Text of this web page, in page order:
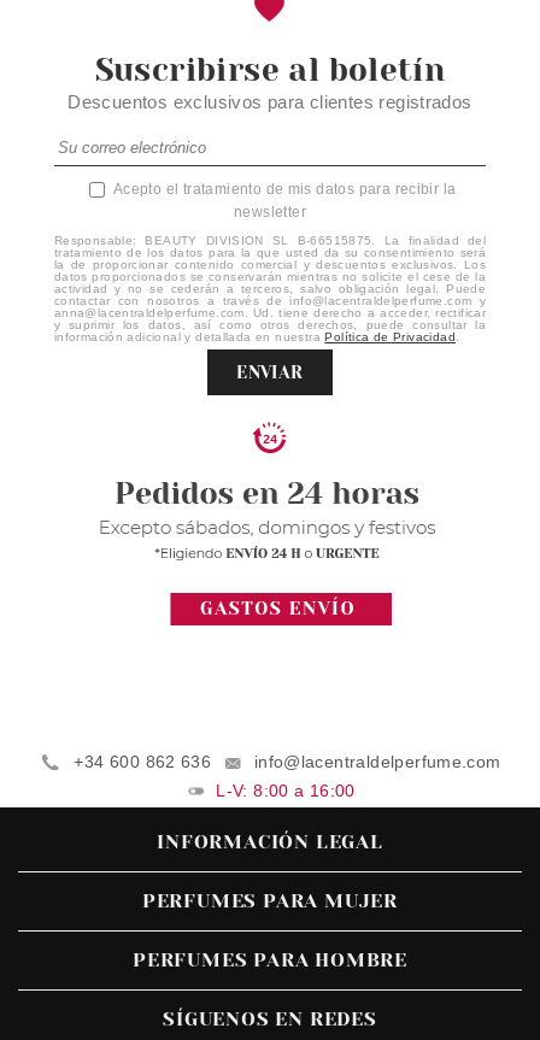
Suscribirse al boletín
Descuentos exclusivos para clientes registrados
Acepto el tratamiento de mis datos para recibir la
newsletter
Responsable: BEAUTY DIVISION SL B-66515875. La finalidad del
tratamiento de los datos para la que usted da su consentimiento será
la de proporcionar contenido comercial y descuentos exclusivos. Los
datos proporcionados se conservarán mientras no solicite el cese de la
actividad y no se cederán a terceros, salvo obligación legal. Puede
contactar con nosotros a través de info@lacentraldelperfume.com y
anna@lacentraldelperfume.com. Ud. tiene derecho a acceder, rectificar
y suprimir los datos, así como otros derechos, puede consultar la
información adicional y detallada en nuestraPolítica de Privacidad
ENVIAR
+34 600 862 636
info@lacentraldelperfume.com
L-V: 8:00 a 16:00
INFORMACIÓN LEGAL
PERFUMES PARA MUJER
PERFUMES PARA HOMBRE
SÍGUENOS EN REDES